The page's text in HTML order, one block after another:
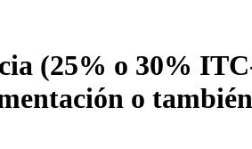
(25% o 30%
o